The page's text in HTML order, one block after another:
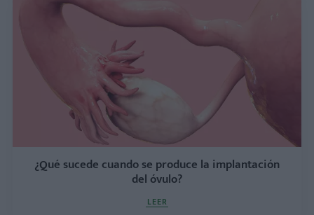
¿Qué sucede cuando se produce la implantación
del óvulo?
LEER